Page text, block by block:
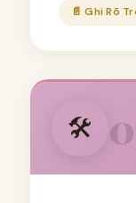
📄 Ghi Rõ
🛠️